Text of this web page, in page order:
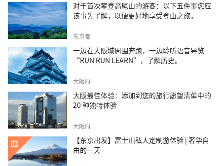
对于首次攀登高尾山的游客：以下五件事您应
该事先了解，以便更好地享受登山之旅。
东京都
一边在大阪城周围奔跑，一边聆听语音导览
“RUN RUN LEARN”，了解历史。
大阪府
大阪最佳体验：添加到您的旅行愿望清单中的
20 种独特体验
大阪府
【东京出发】富士山私人定制游体验 | 奢华自
由的一天